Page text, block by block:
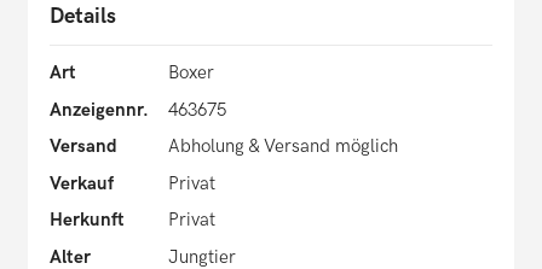
Details
Art
Boxer
Anzeigennr.
463675
Versand
Abholung & Versand möglich
Verkauf
Privat
Herkunft
Privat
Alter
Jungtier